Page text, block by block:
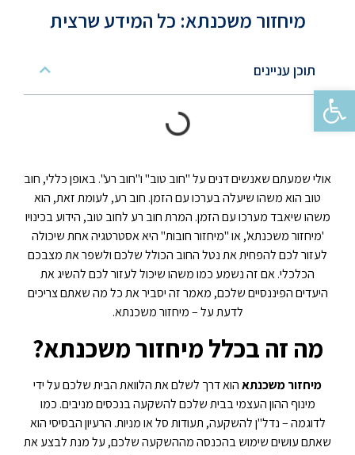
פתח סרגל נגישות
מיחזור משכנתא: כל המידע שרצית
תוכן עניינים
אולי שמעתם שאנשים דנים על "חוב טוב" ו"חוב רע". באופן כללי, חוב
טוב הוא משהו שיעלה בערכו עם הזמן. חוב רע, לעומת זאת, הוא
משהו שיאבד מערכו עם הזמן. המרת חוב רע לחוב טוב, הידוע בכינויו
'מיחזור משכנתא', או "מיחזור חובות" היא אסטרטגיה אחת שיכולה
לעזור לכם להפחית את נטל החוב הכולל שלכם ולשפר את מצבכם
הכלכלי. אם זה נשמע כמו משהו שיכול לעזור לכם להשיג את
היעדים הפיננסיים שלכם, מאמר זה יסביר את כל מה שאתם צריכים
לדעת על – מיחזור משכנתא.
מה זה בכלל מיחזור משכנתא?
מיחזור משכנתאהוא דרך לשלם את הלוואת הבית שלכם על ידי
מינוף ההון העצמי בבית שלכם להשקעה בנכסים מניבים. כמו
לדוגמה – נדל"ן להשקעה, תעודות סל או מניות. הרעיון הבסיסי הוא
שאתם עושים שימוש בהכנסה מההשקעה שלכם, על מנת לבצע את